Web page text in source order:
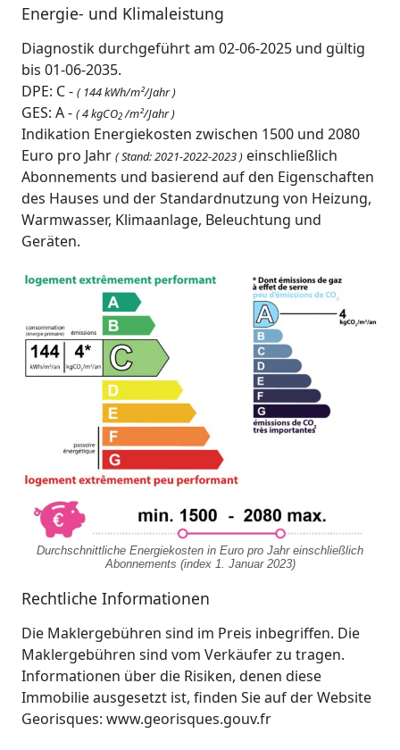
Energie- und Klimaleistung
Diagnostik durchgeführt am 02-06-2025 und gültig
bis 01-06-2035.
DPE: C - ( 144 kWh/m²/Jahr )
GES: A - ( 4 kgCO2/m²/Jahr )
Indikation Energiekosten zwischen 1500 und 2080
Euro pro Jahr ( Stand: 2021-2022-2023 ) einschließlich
Abonnements und basierend auf den Eigenschaften
des Hauses und der Standardnutzung von Heizung,
Warmwasser, Klimaanlage, Beleuchtung und
Geräten.
Durchschnittliche Energiekosten in Euro pro Jahr einschließlich
Abonnements (index 1. Januar 2023)
Rechtliche Informationen
Die Maklergebühren sind im Preis inbegriffen. Die
Maklergebühren sind vom Verkäufer zu tragen.
Informationen über die Risiken, denen diese
Immobilie ausgesetzt ist, finden Sie auf der Website
Georisques: www.georisques.gouv.fr